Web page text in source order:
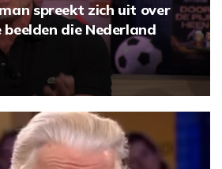
spreekt zich uit over
beelden die Nederland